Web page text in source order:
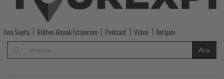
hazırlıkları
kadın
üreticilerle
başladı
Ana Sayfa Bülten Almak İstiyorum Podcast Video İletişim
Ara